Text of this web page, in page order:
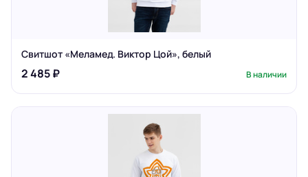
Свитшот «Меламед. Виктор Цой», белый
2 485 ₽ В наличии